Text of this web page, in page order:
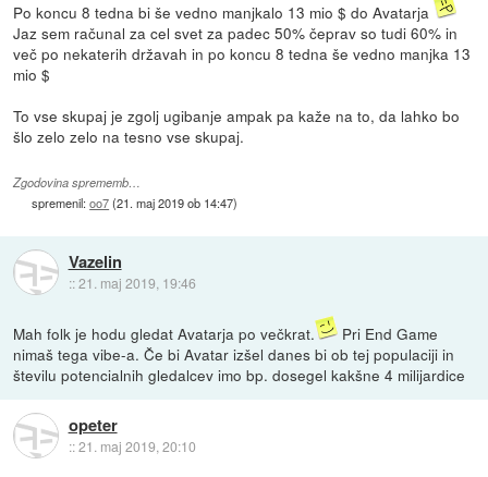
Po koncu 8 tedna bi še vedno manjkalo 13 mio $ do Avatarja
Jaz sem računal za cel svet za padec 50% čeprav so tudi 60% in
več po nekaterih državah in po koncu 8 tedna še vedno manjka 13
mio $
To vse skupaj je zgolj ugibanje ampak pa kaže na to, da lahko bo
šlo zelo zelo na tesno vse skupaj.
Zgodovina sprememb…
spremenil:oo7(21. maj 2019 ob 14:47)
Vazelin
::21. maj 2019, 19:46
Mah folk je hodu gledat Avatarja po večkrat.
Pri End Game
nimaš tega vibe-a. Če bi Avatar izšel danes bi ob tej populaciji in
številu potencialnih gledalcev imo bp. dosegel kakšne 4 milijardice
opeter
::21. maj 2019, 20:10